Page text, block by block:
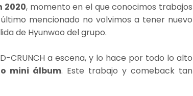
2020, momento en el que conocimos trabajos
mencionado no volvimos a tener nuevo
de Hyunwoo del grupo.
CRUNCH a escena, y lo hace por todo lo alto
mini álbum. Este trabajo y comeback tan